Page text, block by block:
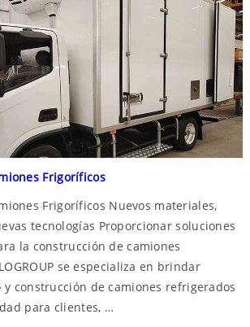
Frigoríficos
Frigoríficos Nuevos materiales,
tecnologías Proporcionar soluciones
la construcción de camiones
se especializa en brindar
y construcción de camiones refrigerados
para clientes, …